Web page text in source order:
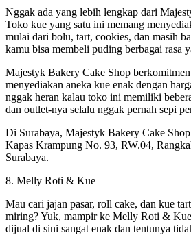
Nggak ada yang lebih lengkap dari
Toko kue yang satu ini memang
mulai dari bolu, tart, cookies, dan masih
kamu bisa membeli puding berbagai rasa
Majestyk Bakery Cake Shop berkomitmen
menyediakan aneka kue enak dengan
nggak heran kalau toko ini memiliki
dan outlet-nya selalu nggak pernah sepi
Di Surabaya, Majestyk Bakery Cake
Kapas Krampung No. 93, RW.04,
Surabaya.
8. Melly Roti & Kue
Mau cari jajan pasar, roll cake, dan kue
miring? Yuk, mampir ke Melly Roti &
dijual di sini sangat enak dan tentunya